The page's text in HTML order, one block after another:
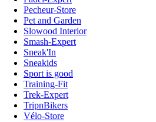
Pecheur-Store
Pet and Garden
Slowood Interior
Smash-Expert
Sneak'In
Sneakids
Sport is good
Training-Fit
Trek-Expert
TripnBikers
Vélo-Store